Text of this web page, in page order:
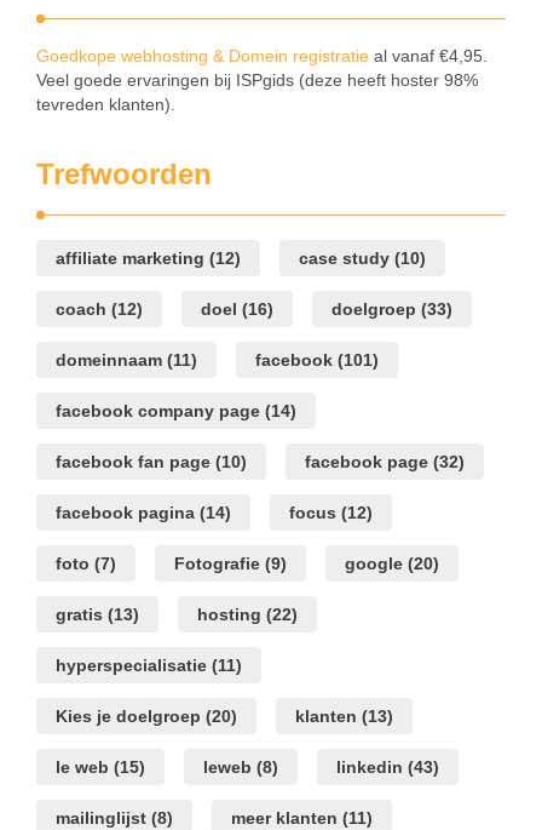
Goedkope webhosting & Domein registratie al vanaf €4,95.
Veel goede ervaringen bij ISPgids (deze heeft hoster 98%
tevreden klanten).
Trefwoorden
affiliate marketing (12) case study (10)
coach (12) doel (16) doelgroep (33)
domeinnaam (11) facebook (101)
facebook company page (14)
facebook fan page (10) facebook page (32)
facebook pagina (14) focus (12)
foto (7) Fotografie (9) google (20)
gratis (13) hosting (22)
hyperspecialisatie (11)
Kies je doelgroep (20) klanten (13)
le web (15) leweb (8) linkedin (43)
mailinglijst (8) meer klanten (11)